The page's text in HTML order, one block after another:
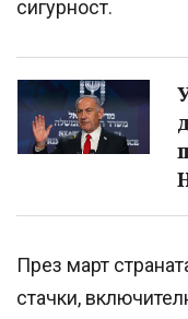
сигурност.
През март
стачки,